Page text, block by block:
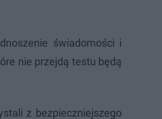
świadomości i
nie przejdą testu będą
z bezpieczniejszego